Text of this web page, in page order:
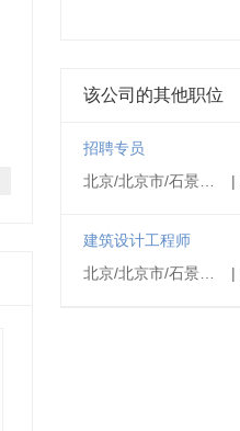
该公司的其他职位
招聘专员
|
建筑设计工程师
|